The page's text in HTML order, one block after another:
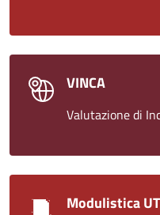
VINCA
Valutazione di
Modulistica